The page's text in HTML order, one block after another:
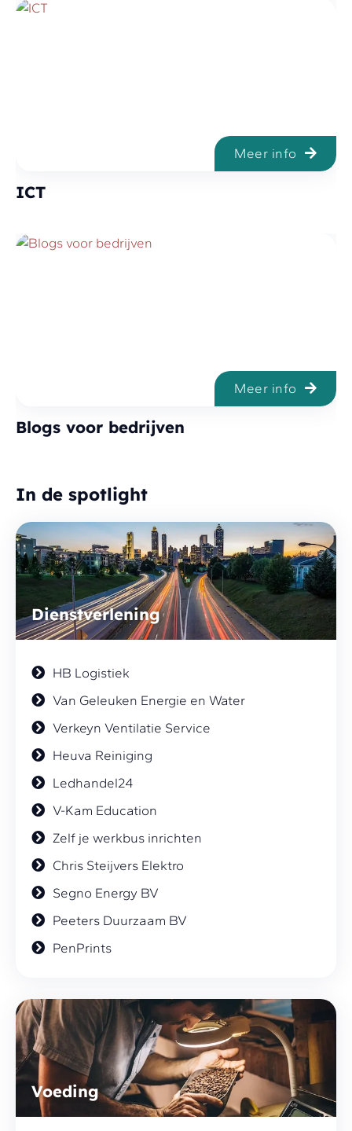
Meer info
ICT
Meer info
Blogs voor bedrijven
In de spotlight
Dienstverlening
HB Logistiek
Van Geleuken Energie en Water
Verkeyn Ventilatie Service
Heuva Reiniging
Ledhandel24
V-Kam Education
Zelf je werkbus inrichten
Chris Steijvers Elektro
Segno Energy BV
Peeters Duurzaam BV
PenPrints
Voeding